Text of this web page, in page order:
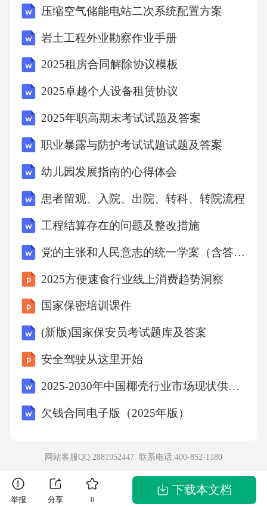
队合作等方面。让学生撰写活动总结，总结自
己在活动中的收获和体会，以及存在的问题和
改进措施。2.家长评价通过问卷调查、电话访谈
等方式，了解家长对本次活动的评价和意见，
以及学生在活动后的变化和成长。邀请家长参
与活动的评价和反馈，共同促进学生的全面发
对学生进行综合评价，包括劳动能力、创新精
神、社会责任感等方面。教师撰写活动总结，
分析活动的成效和不足，为今后开展类似活动
提供经验和参考。七、活动预算1.劳动工具费
用：[X]元2.奖品和证书费用：[X]元3.交通费
用：[X]元4.其他费用：[X]元总计：[X]元八、
注意事项1.安全第一在活动前，要对学生进行安
全教育，让学生了解活动中的安全注意事项，
专人负责安全管理，确保学生的人身安全和财
产安全。2.注重引导在活动中，要注重对学生的
引导和教育，让学生在劳动中体验快乐，在实
践中增长知识和技能。要鼓励学生积极思考，
动的总结和评估提供依据。要及时收
压缩空气储能电站二次系统配置方案
岩土工程外业勘察作业手册
2025租房合同解除协议模板
2025卓越个人设备租赁协议
2025年职高期末考试试题及答案
职业暴露与防护考试试题试题及答案
幼儿园发展指南的心得体会
患者留观、入院、出院、转科、转院流程
工程结算存在的问题及整改措施
党的主张和人民意志的统一学案（含答案）
2025方便速食行业线上消费趋势洞察
国家保密培训课件
(新版)国家保安员考试题库及答案
安全驾驶从这里开始
2025-2030年中国椰壳行业市场现状供需分析及投资评估规划分析研究报告
欠钱合同电子版（2025年版）
网站客服QQ:2881952447 联系电话:400-852-1180
举报 分享 0
下载本文档